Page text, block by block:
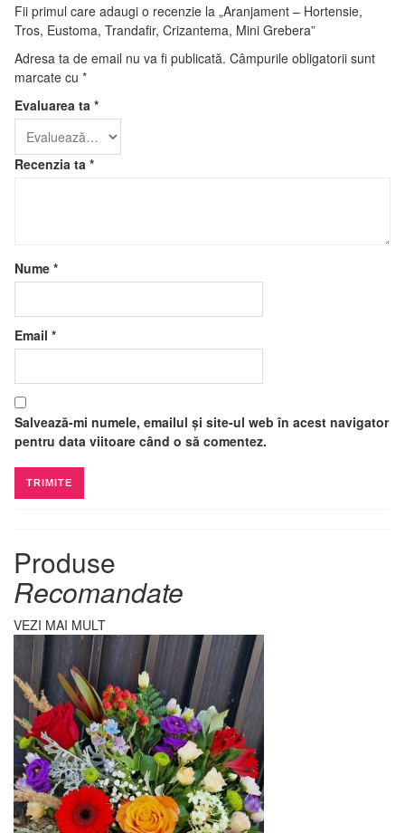
Fii primul care adaugi o recenzie la „Aranjament – Hortensie,
Tros, Eustoma, Trandafir, Crizantema, Mini Grebera”
Adresa ta de email nu va fi publicată. Câmpurile obligatorii sunt
marcate cu *
Evaluarea ta *
Recenzia ta *
Nume *
Email *
Salvează-mi numele, emailul și site-ul web în acest navigator
pentru data viitoare când o să comentez.
Produse
Recomandate
VEZI MAI MULT